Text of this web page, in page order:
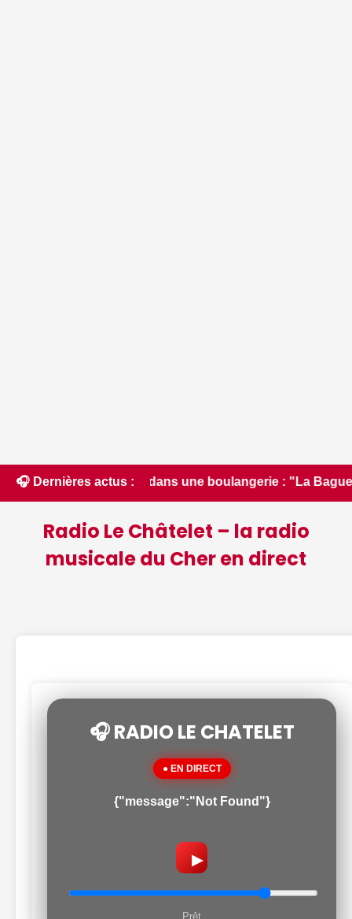
🎧 Dernières actus :
dans une boulangerie : "La Baguette
Radio Le Châtelet – la radio
musicale du Cher en direct
🎧 RADIO LE CHATELET
● EN DIRECT
{"message":"Not Found"}
▶
Prêt